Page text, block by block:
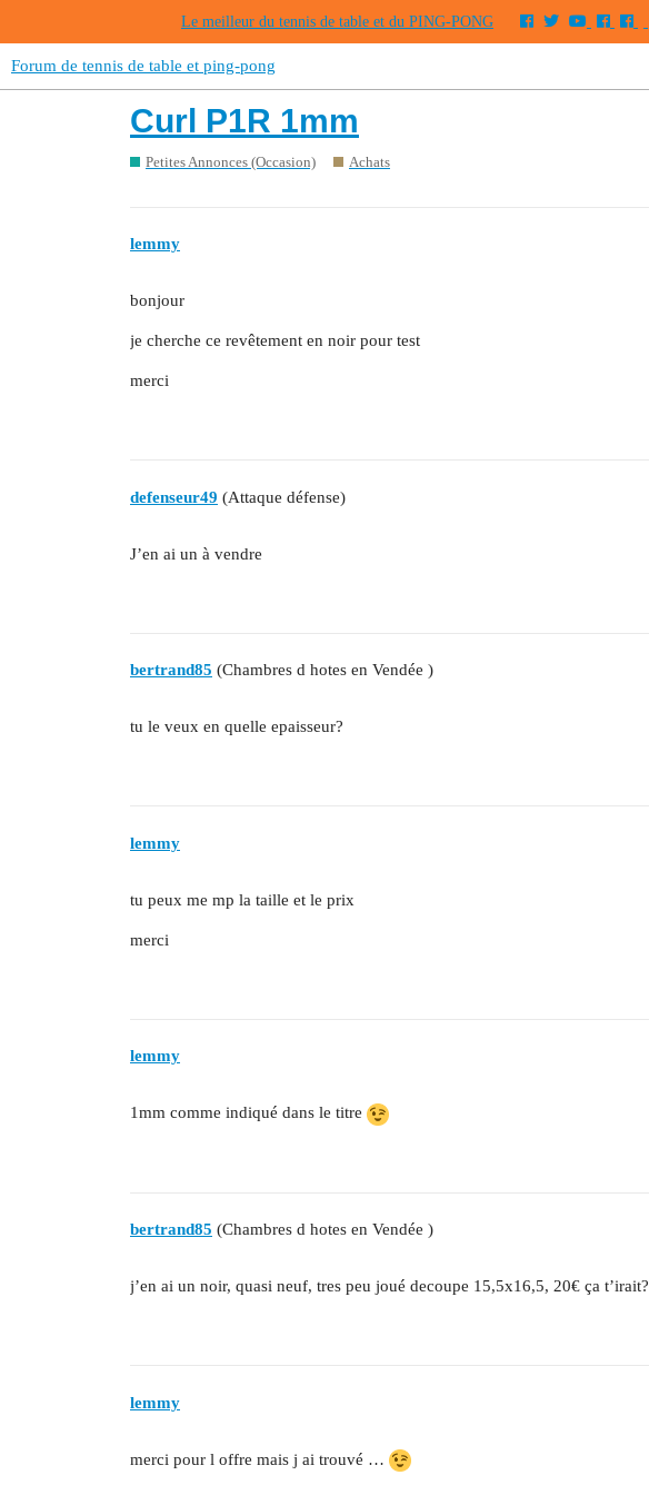
Le meilleur du tennis de table et du PING-PONG
Forum de tennis de table et ping-pong
Curl P1R 1mm
Petites Annonces (Occasion) Achats
lemmy
bonjour
je cherche ce revêtement en noir pour test
merci
defenseur49 (Attaque défense)
J’en ai un à vendre
bertrand85 (Chambres d hotes en Vendée )
tu le veux en quelle epaisseur?
lemmy
tu peux me mp la taille et le prix
merci
lemmy
1mm comme indiqué dans le titre
bertrand85 (Chambres d hotes en Vendée )
j’en ai un noir, quasi neuf, tres peu joué decoupe 15,5x16,5, 20€ ça t’irait?
lemmy
merci pour l offre mais j ai trouvé …